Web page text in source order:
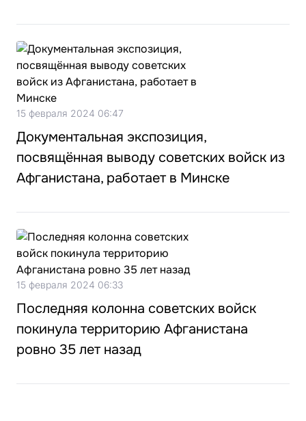
15 февраля 2024 06:47
Документальная экспозиция,
посвящённая выводу советских войск из
Афганистана, работает в Минске
15 февраля 2024 06:33
Последняя колонна советских войск
покинула территорию Афганистана
ровно 35 лет назад